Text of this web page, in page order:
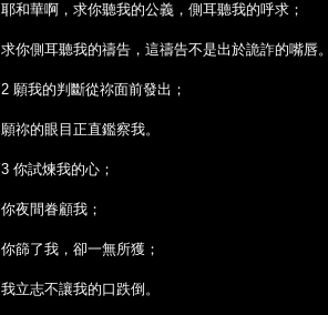
耶和華啊，求你聽我的公義，側耳聽我的呼求；
求你側耳聽我的禱告，這禱告不是出於詭詐的嘴唇。
2 願我的判斷從祢面前發出；
願祢的眼目正直鑑察我。
3 你試煉我的心；
你夜間眷顧我；
你篩了我，卻一無所獲；
我立志不讓我的口跌倒。